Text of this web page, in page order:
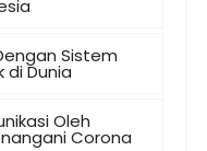
Sistem
di Dunia
Oleh
Corona